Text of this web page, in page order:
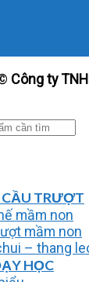
Công ty
TRƯỢT
mầm non
mầm non
– thang
HỌC